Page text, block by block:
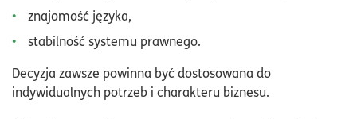
znajomość języka,
stabilność systemu prawnego.
Decyzja zawsze powinna być dostosowana do
indywidualnych potrzeb i charakteru biznesu.